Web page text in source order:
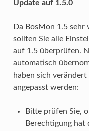
Update auf 1.5.0
Da BosMon 1.5 sehr
sollten Sie alle
auf 1.5 überprüfen.
automatisch
haben sich
angepasst werden:
Bitte prüfen Sie,
Berechtigung hat